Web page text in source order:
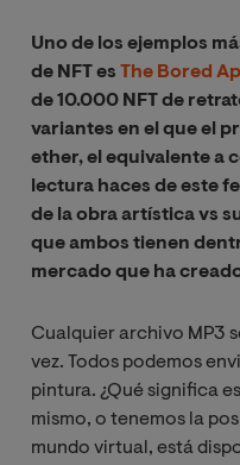
Uno de los ejemplos
de NFT es The Bored
de 10.000 NFT de
variantes en el que el
ether, el equivalente a
lectura haces de este
de la obra artística vs
que ambos tienen
mercado que ha
Cualquier archivo MP3
vez. Todos podemos
pintura. ¿Qué significa
mismo, o tenemos la
mundo virtual, está